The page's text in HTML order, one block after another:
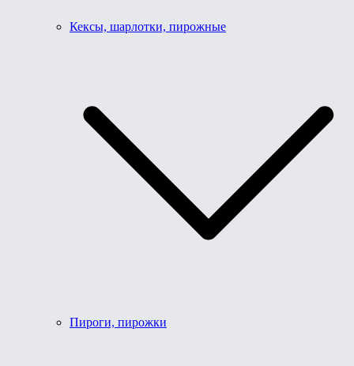
Кексы, шарлотки, пирожные
Пироги, пирожки